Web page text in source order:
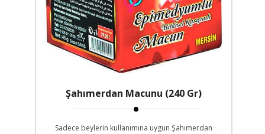
Şahımerdan Macunu (240 Gr)
Sadece beylerin kullanımına uygun Şahımerdan